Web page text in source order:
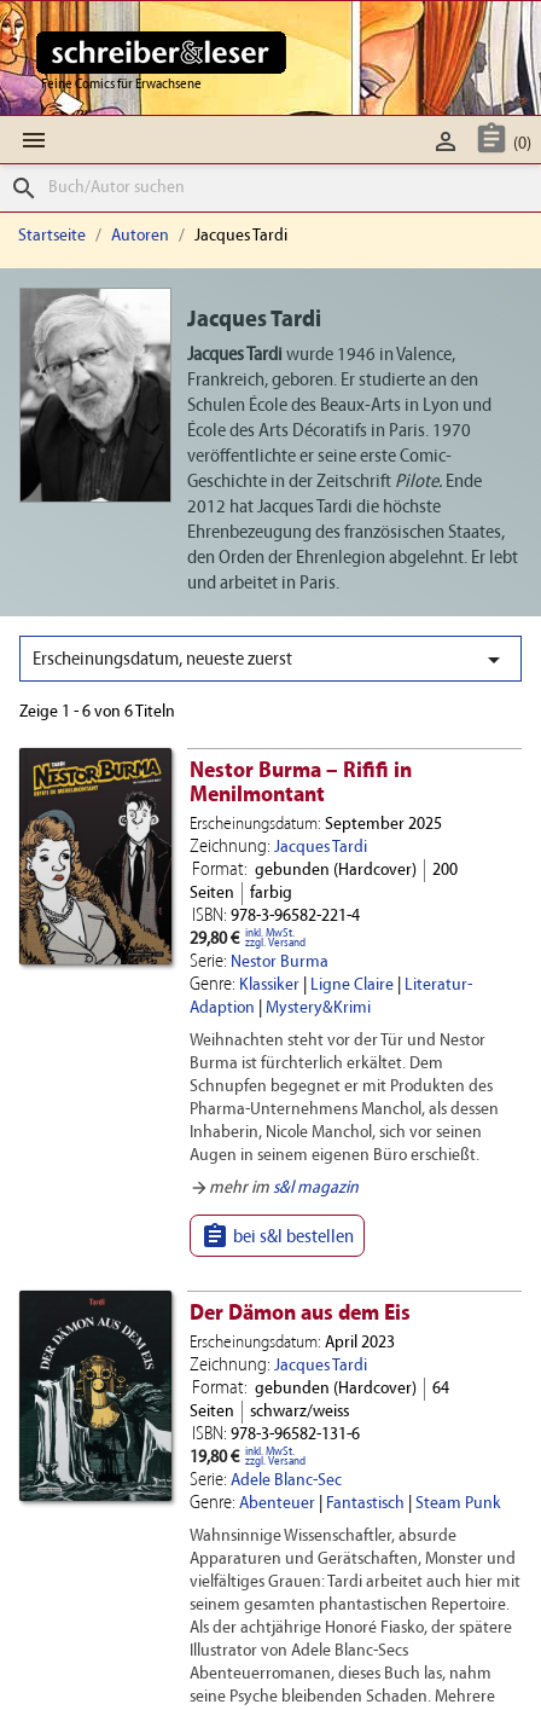
Feine Comics für Erwachsene
  (0)

search
Startseite Autoren Jacques Tardi
Jacques Tardi
Jacques Tardi wurde 1946 in Valence,
Frankreich, geboren. Er studierte an den
Schulen École des Beaux-Arts in Lyon und
École des Arts Décoratifs in Paris. 1970
veröffentlichte er seine erste Comic-
Geschichte in der Zeitschrift Pilote.Ende
2012 hat Jacques Tardi die höchste
Ehrenbezeugung des französischen Staates,
den Orden der Ehrenlegion abgelehnt. Er lebt
und arbeitet in Paris.
Erscheinungsdatum, neueste zuerst 
Zeige 1 - 6 von 6 Titeln
Nestor Burma – Rififi in
Menilmontant
Erscheinungsdatum: September 2025
Zeichnung: Jacques Tardi
Format: gebunden (Hardcover)
200
Seiten
farbig
ISBN: 978-3-96582-221-4
29,80 € inkl. MwSt.
zzgl. Versand
Serie: Nestor Burma
Genre: Klassiker| Ligne Claire| Literatur-
Adaption
Mystery&Krimi
Weihnachten steht vor der Tür und Nestor
Burma ist fürchterlich erkältet. Dem
Schnupfen begegnet er mit Produkten des
Pharma-Unternehmens Manchol, als dessen
Inhaberin, Nicole Manchol, sich vor seinen
Augen in seinem eigenen Büro erschießt.
arrow_forward mehr im s&l magazin
 bei s&l bestellen
Der Dämon aus dem Eis
Erscheinungsdatum: April 2023
Zeichnung: Jacques Tardi
Format: gebunden (Hardcover)
64
Seiten
schwarz/weiss
ISBN: 978-3-96582-131-6
19,80 € inkl. MwSt.
zzgl. Versand
Serie: Adele Blanc-Sec
Genre: Abenteuer| Fantastisch
Steam Punk
Wahnsinnige Wissenschaftler, absurde
Apparaturen und Gerätschaften, Monster und
vielfältiges Grauen: Tardi arbeitet auch hier mit
seinem gesamten phantastischen Repertoire.
Als der achtjährige Honoré Fiasko, der spätere
Illustrator von Adele Blanc-Secs
Abenteuerromanen, dieses Buch las, nahm
seine Psyche bleibenden Schaden. Mehrere